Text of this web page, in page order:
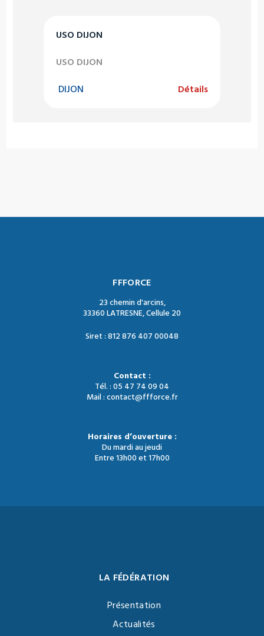
USO DIJON
USO DIJON
DIJON Détails
FFFORCE
23 chemin d'arcins,
33360 LATRESNE, Cellule 20
Siret : 812 876 407 00048
Contact :
Tél. : 05 47 74 09 04
Mail : contact@ffforce.fr
Horaires d’ouverture :
Du mardi au jeudi
Entre 13h00 et 17h00
LA FÉDÉRATION
Présentation
Actualités